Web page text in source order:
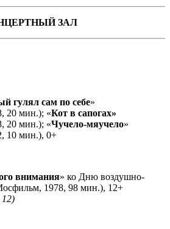
ЗАЛ
гулял сам по себе»
20 мин.); «Кот в сапогах»
20 мин.); «Чучело-мяучело»
10 мин.), 0+
внимания» ко Дню воздушно-
1978, 98 мин.), 12+